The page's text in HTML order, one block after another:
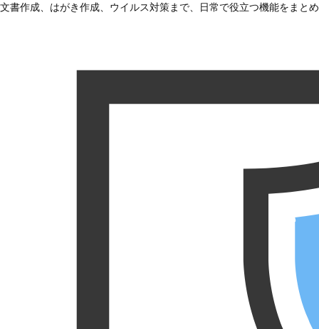
文書作成、はがき作成、ウイルス対策まで、日常で役立つ機能をまと